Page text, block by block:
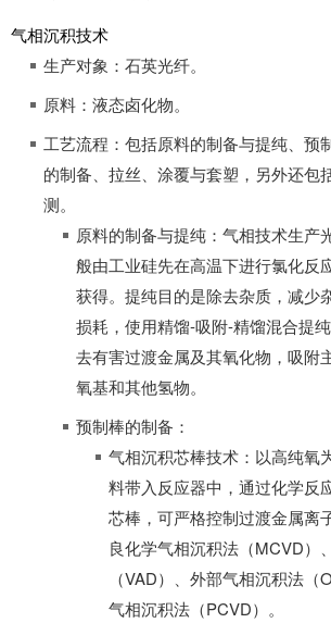
气相沉积技术
生产对象：石英光纤。
原料：液态卤化物。
工艺流程：包括原料的制备与提纯、预
的制备、拉丝、涂覆与套塑，另外还包
测。
原料的制备与提纯：气相技术生产
般由工业硅先在高温下进行氯化反
获得。提纯目的是除去杂质，减少
损耗，使用精馏-吸附-精馏混合提
去有害过渡金属及其氧化物，吸附
氧基和其他氢物。
预制棒的制备：
气相沉积芯棒技术：以高纯氧
料带入反应器中，通过化学反
芯棒，可严格控制过渡金属离
良化学气相沉积法（MCVD）
（VAD）、外部气相沉积法
气相沉积法（PCVD）。